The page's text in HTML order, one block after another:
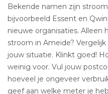
Bekende namen zijn
bijvoorbeeld Essent en
nieuwe organisaties. Alleen
stroom in Ameide?
jouw situatie. Klinkt goed!
weinig voor. Vul jouw
hoeveel je ongeveer
geef aan welke meter je